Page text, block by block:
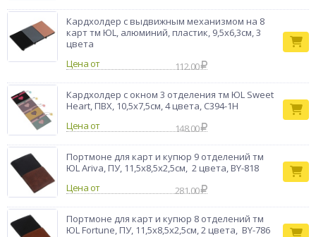
Кардхолдер с выдвижным механизмом на 8
карт тм ЮL, алюминий, пластик, 9,5х6,3см, 3
цвета
Цена от
112.00
Кардхолдер с окном 3 отделения тм ЮL Sweet
Heart, ПВХ, 10,5х7,5см, 4 цвета, С394-1Н
Цена от
148.00
Портмоне для карт и купюр 9 отделений тм
ЮL Ariva, ПУ, 11,5x8,5x2,5см, 2 цвета, BY-818
Цена от
281.00
Портмоне для карт и купюр 8 отделений тм
ЮL Fortune, ПУ, 11,5x8,5x2,5см, 2 цвета, BY-786